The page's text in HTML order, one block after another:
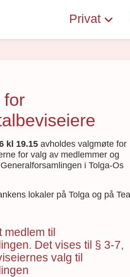
Privat
for
kl 19.15 avholdes valgmøte for
for valg av medlemmer og
i Tolga-Os
lokaler på Tolga og på
medlem til
Det vises til § 3-7,
valg til